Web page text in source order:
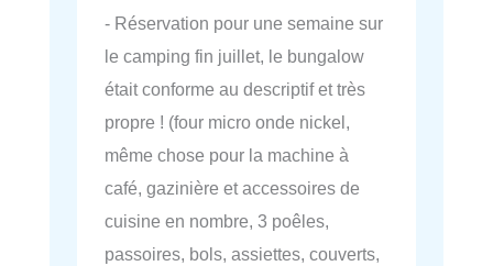
- Réservation pour une semaine sur
le camping fin juillet, le bungalow
était conforme au descriptif et très
propre ! (four micro onde nickel,
même chose pour la machine à
café, gazinière et accessoires de
cuisine en nombre, 3 poêles,
passoires, bols, assiettes, couverts,